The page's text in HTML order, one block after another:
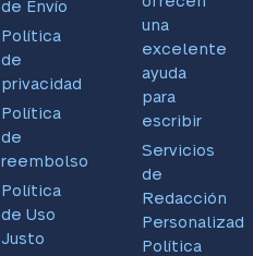
de Envío
Política
de
privacidad
Política
de
reembolso
Política
de Uso
Justo
una
excelente
ayuda
para
escribir
Servicios
de
Redacción
Personalizada:
Política